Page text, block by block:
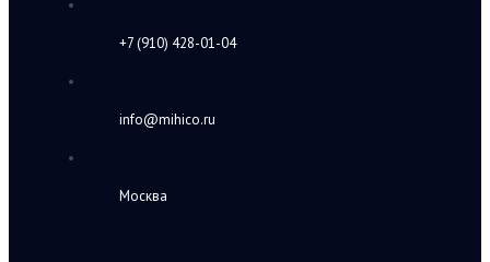
+7 (910) 428-01-04
info@mihico.ru
Москва